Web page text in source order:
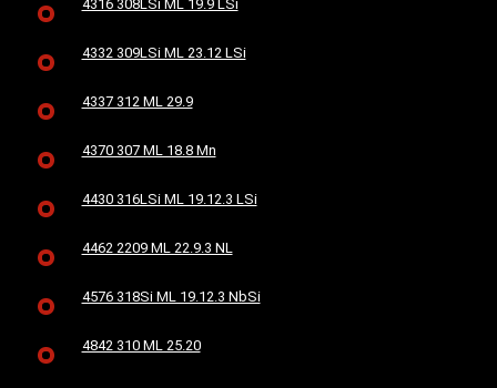
4316 308LSi ML 19.9 LSi
4332 309LSi ML 23.12 LSi
4337 312 ML 29.9
4370 307 ML 18.8 Mn
4430 316LSi ML 19.12.3 LSi
4462 2209 ML 22.9.3 NL
4576 318Si ML 19.12.3 NbSi
4842 310 ML 25.20